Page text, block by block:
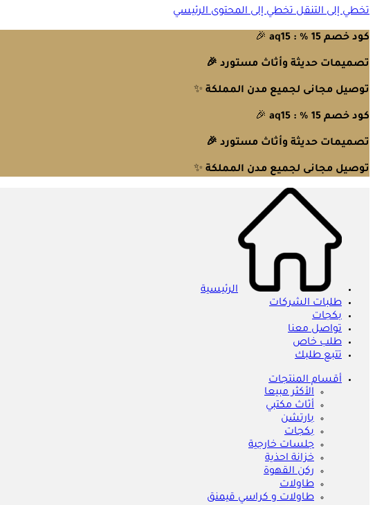
تخطي إلى التنقلتخطي إلى المحتوى الرئيسي
كود خصم 15 % : aq15 🎉
تصميمات حديثة وأثاث مستورد 🎉
توصيل مجانى لجميع مدن المملكة ✨
كود خصم 15 % : aq15 🎉
تصميمات حديثة وأثاث مستورد 🎉
توصيل مجانى لجميع مدن المملكة ✨
الرئيسية
طلبات الشركات
بكجات
تواصل معنا
طلب خاص
تتبع طلبك
أقسام المنتجات
الأكثر مبيعا
أثاث مكتبي
بارتشن
بكجات
جلسات خارجية
خزانة احذية
ركن القهوة
طاولات
طاولات و كراسي قيمنق